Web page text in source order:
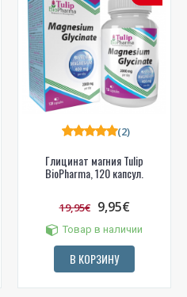
Глицинат магния Tulip
BioPharma, 120 капсул.
(2)
19,95€ 9,95€
Товар в наличии
В КОРЗИНУ